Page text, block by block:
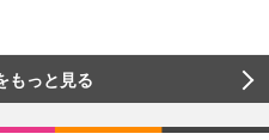
もっと見る